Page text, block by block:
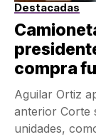
Destacadas
compra
Aguilar Ortiz
anterior Corte
unidades,